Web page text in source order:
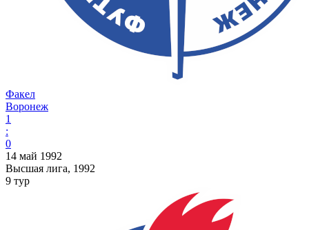
Факел
Воронеж
1
:
0
14 май 1992
Высшая лига, 1992
9 тур